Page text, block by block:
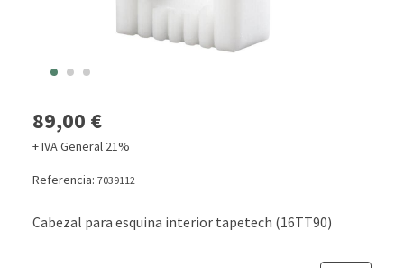
89,00 €
+ IVA General 21%
Referencia: 7039112
Cabezal para esquina interior tapetech (16TT90)